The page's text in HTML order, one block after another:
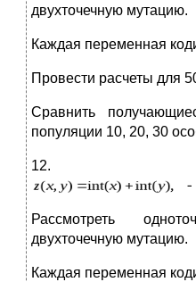
двухточечную мутацию.
Каждая переменная
Провести расчеты для
Сравнить
популяции 10, 20, 30
12.
Рассмотреть
двухточечную мутацию.
Каждая переменная